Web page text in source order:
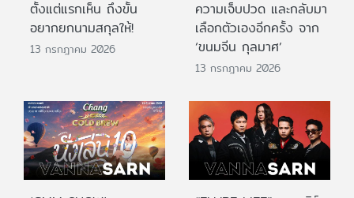
ตั้งแต่แรกเห็น ถึงขั้น
อยากยกนามสกุลให้!
13 กรกฎาคม 2026
ความเจ็บปวด และกลับมา
เลือกตัวเองอีกครั้ง จาก
‘ขนมจีน กุลมาศ’
13 กรกฎาคม 2026